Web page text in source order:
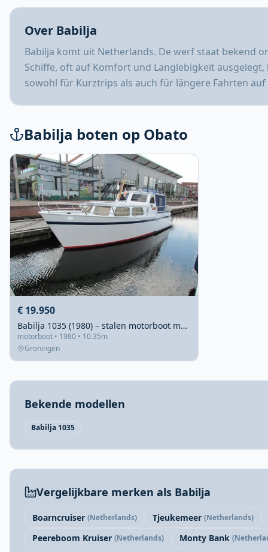
Over Babilja
Babilja komt uit Netherlands. De werf staat bekend
Schiffe, oft auf Komfort und Langlebigkeit
sowohl für Kurztrips als auch für längere Fahrten
Babilja boten op Obato
€ 19.950
Babilja 1035 (1980) – stalen motorboot met weinig draaiuren
motorboot • 1980 • 10.35m
Groningen
Bekende modellen
Babilja 1035
Vergelijkbare merken als Babilja
Boarncruiser (Netherlands) Tjeukemeer (Netherlands)
Peereboom Kruiser (Netherlands) Monty Bank